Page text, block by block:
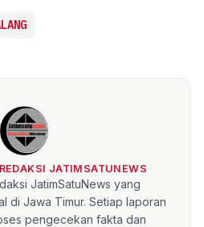
JATIMSATUNEWS
JatimSatuNews yang
di Jawa Timur. Setiap laporan
pengecekan fakta dan